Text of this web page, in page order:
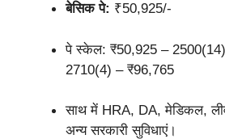
बेसिक पे: ₹50,925/-
पे स्केल: ₹50,925 –
2710(4) – ₹96,765
साथ में HRA, DA, मेडिकल,
अन्य सरकारी सुविधाएं।